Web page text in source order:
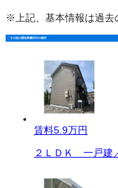
※上記、基本情報は過去
その他の愛知県豊田市の物件
賃料5.9万円
２ＬＤＫ 一戸建